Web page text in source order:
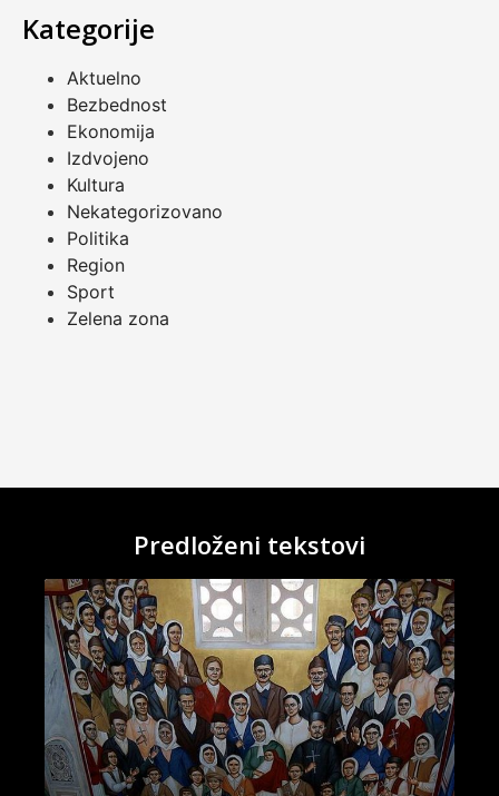
Kategorije
Aktuelno
Bezbednost
Ekonomija
Izdvojeno
Kultura
Nekategorizovano
Politika
Region
Sport
Zelena zona
Predloženi tekstovi